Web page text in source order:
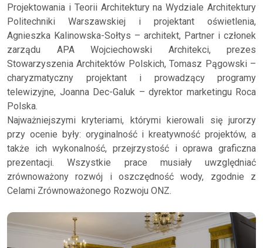
Projektowania i Teorii Architektury na Wydziale Architektury
Politechniki Warszawskiej i projektant oświetlenia,
Agnieszka Kalinowska-Sołtys – architekt, Partner i członek
zarządu APA Wojciechowski Architekci, prezes
Stowarzyszenia Architektów Polskich, Tomasz Pągowski –
charyzmatyczny projektant i prowadzący programy
telewizyjne, Joanna Dec-Galuk – dyrektor marketingu Roca
Polska.
Najważniejszymi kryteriami, którymi kierowali się jurorzy
przy ocenie były: oryginalność i kreatywność projektów, a
także ich wykonalność, przejrzystość i oprawa graficzna
prezentacji. Wszystkie prace musiały uwzględniać
zrównoważony rozwój i oszczędność wody, zgodnie z
Celami Zrównoważonego Rozwoju ONZ.